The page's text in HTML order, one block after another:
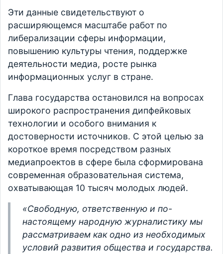
Эти данные свидетельствуют о
расширяющемся масштабе работ по
либерализации сферы информации,
повышению культуры чтения, поддержке
деятельности медиа, росте рынка
информационных услуг в стране.
Глава государства остановился на вопросах
широкого распространения дипфейковых
технологии и особого внимания к
достоверности источников. С этой целью за
короткое время посредством разных
медиапроектов в сфере была сформирована
современная образовательная система,
охватывающая 10 тысяч молодых людей.
«Свободную, ответственную и по-
настоящему народную журналистику мы
рассматриваем как одно из необходимых
условий развития общества и государства.